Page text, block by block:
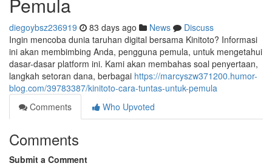
diegoybsz236919 83 days ago News
Discuss
Ingin mencoba dunia taruhan digital bersama Kinitoto? Informasi
ini akan membimbing Anda, pengguna pemula, untuk mengetahui
dasar-dasar platform ini. Kami akan membahas soal penyertaan,
langkah setoran dana, berbagai https://marcyszw371200.humor-
blog.com/39783387/kinitoto-cara-tuntas-untuk-pemula
Comments
Who Upvoted
Comments
Submit a Comment